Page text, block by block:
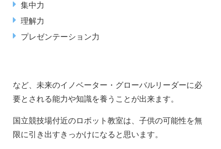
集中力
理解力
プレゼンテーション力
など、未来のイノベーター・グローバルリーダーに必
要とされる能力や知識を養うことが出来ます。
国立競技場付近のロボット教室は、子供の可能性を無
限に引き出すきっかけになると思います。